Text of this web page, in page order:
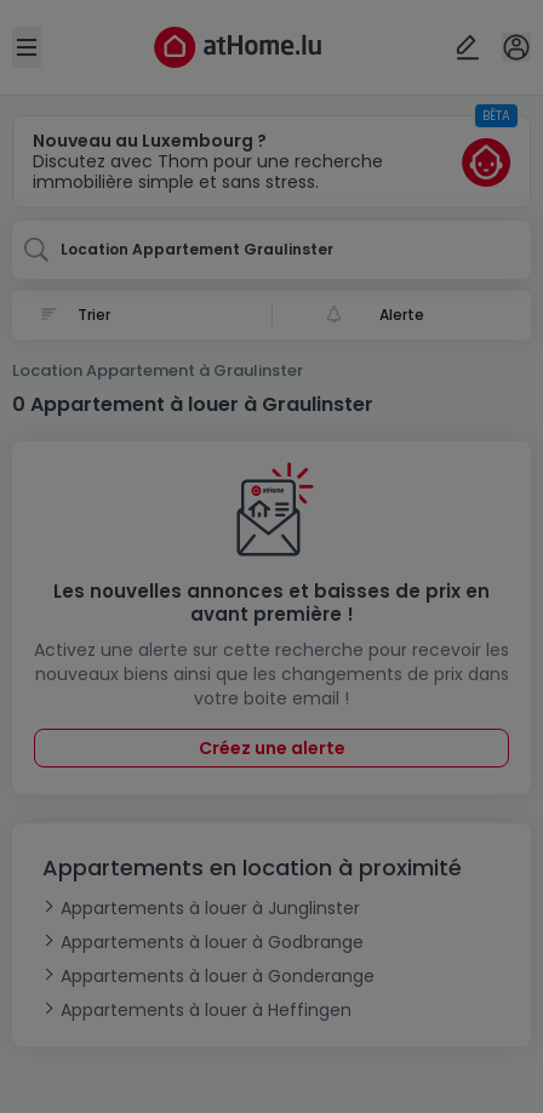
Open sidebar
Nouveau au Luxembourg ?
Discutez avec Thom pour une recherche
immobilière simple et sans stress.
BÊTA
Location Appartement Graulinster
Alerte
Location Appartement à Graulinster
0 Appartement à louer à Graulinster
Les nouvelles annonces et baisses de prix en
avant première !
Activez une alerte sur cette recherche pour recevoir les
nouveaux biens ainsi que les changements de prix dans
votre boite email !
Créez une alerte
Appartements en location à proximité
Appartements à louer à Junglinster
Appartements à louer à Godbrange
Appartements à louer à Gonderange
Appartements à louer à Heffingen
Localité(s)
Annuler OK